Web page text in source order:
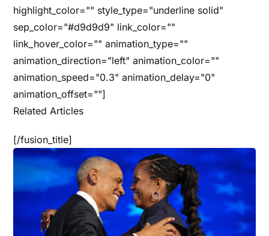
highlight_color="" style_type="underline solid"
sep_color="#d9d9d9" link_color=""
link_hover_color="" animation_type=""
animation_direction="left" animation_color=""
animation_speed="0.3" animation_delay="0"
animation_offset=""]
Related Articles
[/fusion_title]